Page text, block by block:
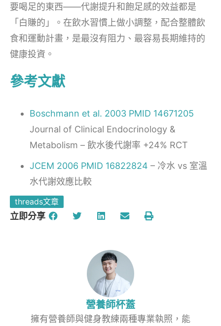
要喝足的東西——代謝提升和飽足感的效益都是
「白賺的」。在飲水習慣上做小調整，配合整體飲
食和運動計畫，是最沒有阻力、最容易長期維持的
健康投資。
參考文獻
Boschmann et al. 2003 PMID 14671205
Journal of Clinical Endocrinology &
Metabolism – 飲水後代謝率 +24% RCT
JCEM 2006 PMID 16822824 – 冷水 vs 室溫
水代謝效應比較
threads文章
立即分享
營養師杯蓋
擁有營養師與健身教練兩種專業執照，能